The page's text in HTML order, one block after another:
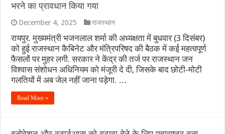
भरने का प्रावधान किया गया
December 4, 2025 राजस्थान
रायपुर. मुख्यमंत्री भजनलाल शर्मा की अध्यक्षता में बुधवार (3 दिसंबर)
को हुई राजस्थान कैबिनेट और मंत्रिपरिषद की बैठक में कई महत्वपूर्ण
फैसलों पर मुहर लगी. सरकार ने केंद्र की तर्ज पर राजस्थान जन
विश्वास संशोधन अधिनियम को मंजूरी दे दी, जिसके बाद छोटी-मोटी
गलतियों में अब जेल नहीं जाना पड़ेगा. …
Read More »